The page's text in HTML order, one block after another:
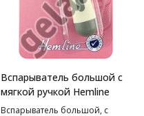
Вспарыватель большой с
мягкой ручкой Hemline
Вспарыватель большой, с